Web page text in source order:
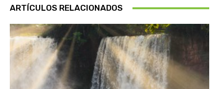
ARTÍCULOS RELACIONADOS